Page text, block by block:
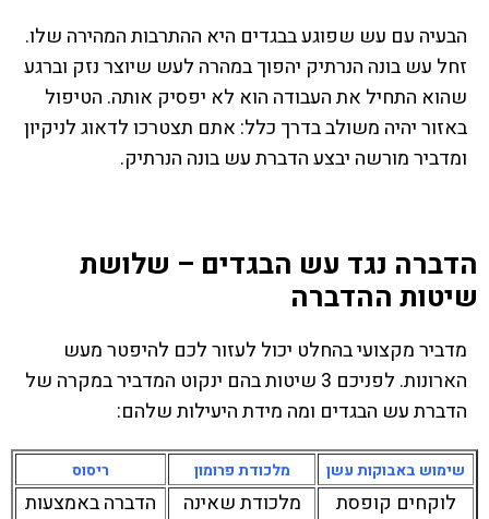
הבעיה עם עש שפוגע בבגדים היא ההתרבות המהירה שלו.
זחל עש בונה הנרתיק יהפוך במהרה לעש שיוצר נזק וברגע
שהוא התחיל את העבודה הוא לא יפסיק אותה. הטיפול
באזור יהיה משולב בדרך כלל: אתם תצטרכו לדאוג לניקיון
ומדביר מורשה יבצע הדברת עש בונה הנרתיק.
הדברה נגד עש הבגדים – שלושת
שיטות ההדברה
מדביר מקצועי בהחלט יכול לעזור לכם להיפטר מעש
הארונות. לפניכם 3 שיטות בהם ינקוט המדביר במקרה של
הדברת עש הבגדים ומה מידת היעילות שלהם:
שימוש באבוקות עשן מלכודת פרומון ריסוס
לוקחים קופסת
מלכודת שאינה
הדברה באמצעות